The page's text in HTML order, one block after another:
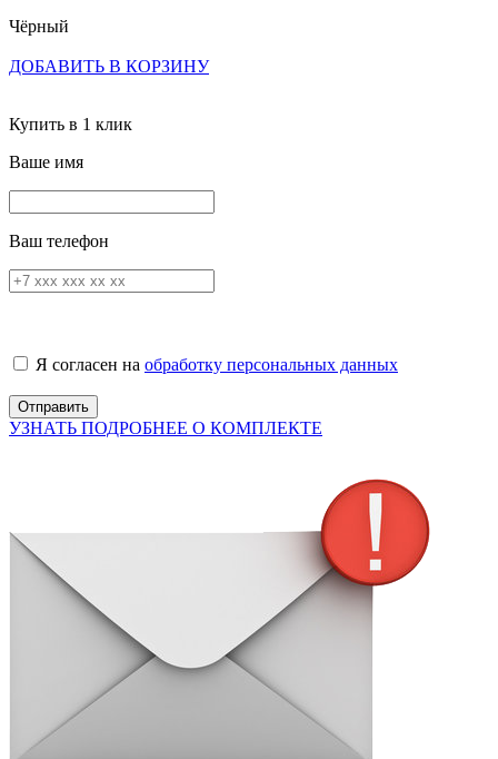
Чёрный
ДОБАВИТЬ В КОРЗИНУ
Купить в 1 клик
Ваше имя
Ваш телефон
Я согласен на обработку персональных данных
УЗНАТЬ ПОДРОБНЕЕ О КОМПЛЕКТЕ